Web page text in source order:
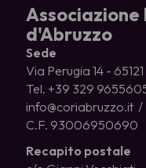
Associazione
d'Abruzzo
Sede
Via Perugia 14 -
Tel. +39 329
info@coriabruzzo.it
C.F. 93006950690
Recapito postale